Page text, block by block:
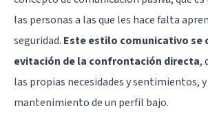
las personas a las que les hace falta
seguridad. Este estilo comunicativo se
evitación de la confrontación directa,
las propias necesidades y sentimientos,
mantenimiento de un perfil bajo.